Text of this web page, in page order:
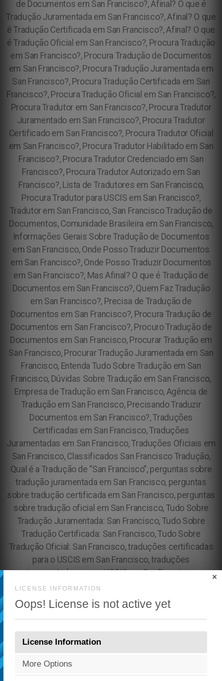
LICENSE INFORMATION
Oops! License is not active yet
×
License Information
More Options